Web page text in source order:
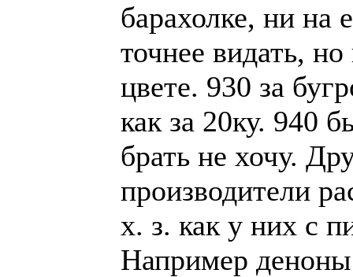
барахолке, ни на
точнее видать,
цвете. 930 за
как за 20ку. 940
брать не хочу.
производители
х. з. как у них с
Например